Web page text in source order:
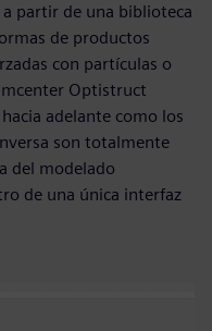
partir de una biblioteca
de productos
con partículas o
Optistruct
adelante como los
son totalmente
del modelado
de una única interfaz